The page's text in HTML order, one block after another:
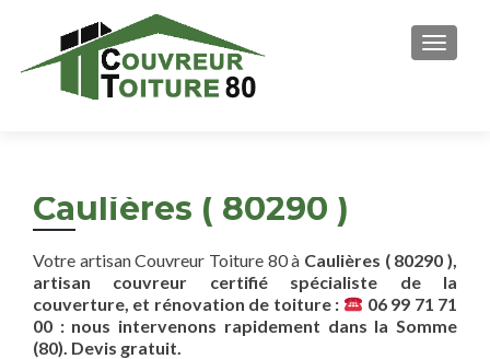
Caulières ( 80290 )
Votre artisan Couvreur Toiture 80 à Caulières ( 80290 ),
artisan couvreur certifié spécialiste de la
couverture, et rénovation de toiture :
06 99 71 71
00 : nous intervenons rapidement dans la Somme
(80). Devis gratuit.